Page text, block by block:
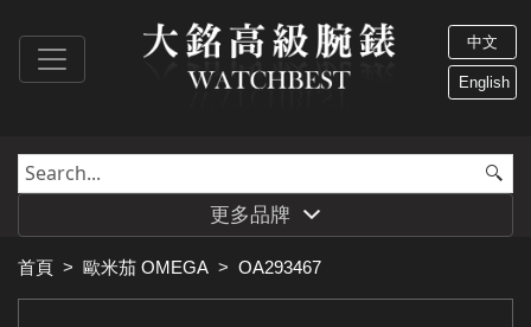
中文
English
更多品牌
首頁 > 歐米茄 OMEGA > OA293467